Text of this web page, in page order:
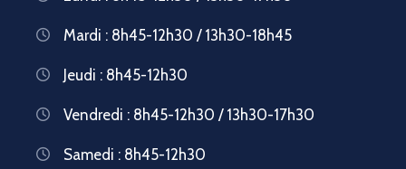
Mardi : 8h45-12h30 / 13h30-18h45
Jeudi : 8h45-12h30
Vendredi : 8h45-12h30 / 13h30-17h30
Samedi : 8h45-12h30